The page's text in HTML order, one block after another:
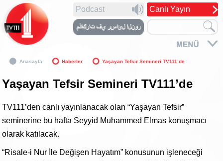
Canlı Yayın
Podcast
Anasayfa Haberler Yaşayan Tefsir Semineri TV111’de
Yaşayan Tefsir Semineri TV111’de
TV111’den canlı yayınlanacak olan “Yaşayan Tefsir”
seminerine bu hafta Seyyid Muhammed Elmas konuşmacı
olarak katılacak.
“Risale-i Nur İle Değişen Hayatım” konusunun işleneceği